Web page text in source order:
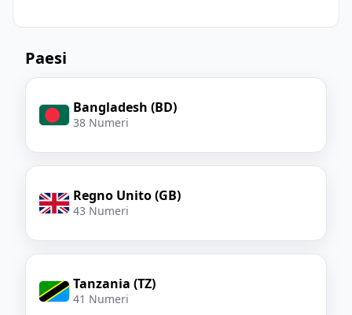
Paesi
Bangladesh (BD)
38 Numeri
Regno Unito (GB)
43 Numeri
Tanzania (TZ)
41 Numeri